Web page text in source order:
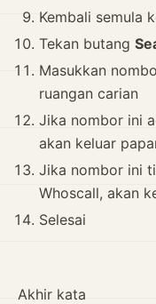
Kembali semula
Tekan butang
Masukkan
ruangan carian
Jika nombor ini
akan keluar
Jika nombor ini
Whoscall, akan
Selesai
Akhir kata